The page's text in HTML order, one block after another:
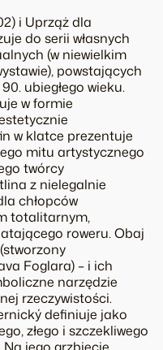
i Uprząż dla
do serii własnych
(w niewielkim
powstających
ubiegłego wieku.
w formie
w klatce prezentuje
mitu artystycznego
twórcy
z nielegalnie
chłopców
totalitarnym,
roweru. Obaj
Foglara) – i ich
narzędzie
rzeczywistości.
definiuje jako
złego i szczekliwego